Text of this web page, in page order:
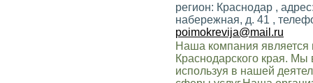
регион: Краснодар ,
набережная, д. 41 ,
poimokrevija@mail.ru
Наша компания
Краснодарского края. Мы
используя в нашей